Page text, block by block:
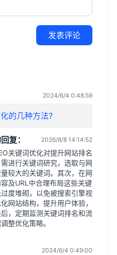
发表评论
2024/6/4 0:48:59
的几种方法?
复： 2026/8/8 14:14:52
关键词优化对提升网站排名
进行关键词研究，选取与网
较大的关键词。其次，在网
及URL中合理布局这些关键
度堆砌，以免被搜索引擎视
网站结构，提升用户体验，
，定期监测关键词排名和流
整优化策略。
2024/6/4 0:49:00